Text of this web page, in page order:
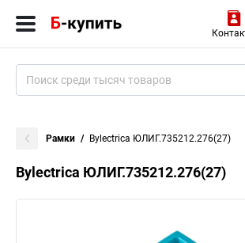
Рамки Bylectrica ЮЛИГ.735212.276(27)
Bylectrica ЮЛИГ.735212.276(27)